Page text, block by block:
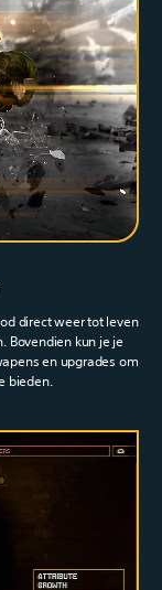
direct weer tot leven
Bovendien kun je je
en upgrades om
bieden.‎